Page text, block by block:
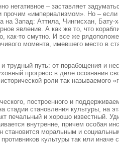
негативное – заставляет
«империализмом». Но –
на Запад: Аттила, Чингисхан,
явление. А как же то, что
то смутно. И все же
момента, имевшего место в
путь: от порабощения и
прогресс в деле осознания
роли так
построенного и
стадии становления культуры, на
и хорошо известный.
внутренне, причем особая
моральным и
культуры так или иначе